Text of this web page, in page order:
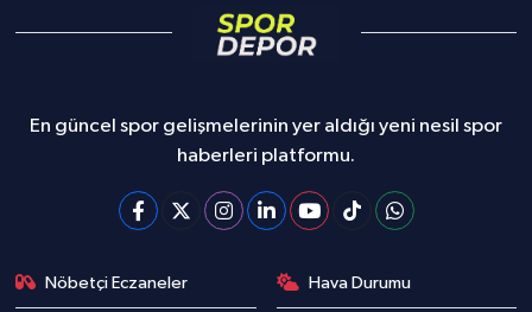
En güncel spor gelişmelerinin yer aldığı yeni nesil spor
haberleri platformu.
Nöbetçi Eczaneler Hava Durumu